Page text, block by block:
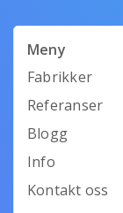
Meny
Fabrikker
Referanser
Blogg
Info
Kontakt oss